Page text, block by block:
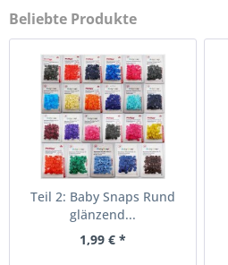
Beliebte Produkte
Teil 2: Baby Snaps Rund
glänzend...
1,99 € *